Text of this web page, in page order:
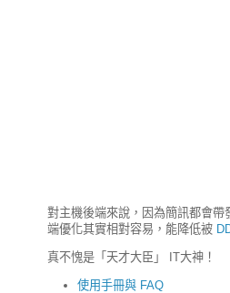
對主機後端來說，因為簡訊都會
端優化其實相對容易，能降低被
真不愧是「天才大臣」 IT大神！
使用手冊與 FAQ